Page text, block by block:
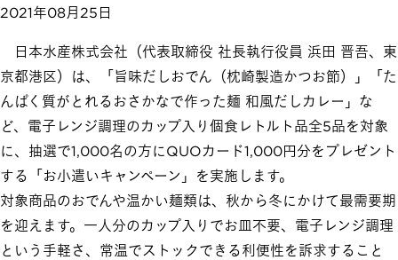
2021年08月25日
日本水産株式会社（代表取締役 社長執行役員 浜田 晋吾、東
京都港区）は、「旨味だしおでん（枕崎製造かつお節）」「た
んぱく質がとれるおさかなで作った麺 和風だしカレー」な
ど、電子レンジ調理のカップ入り個食レトルト品全5品を対象
に、抽選で1,000名の方にQUOカード1,000円分をプレゼント
する「お小遣いキャンペーン」を実施します。
対象商品のおでんや温かい麺類は、秋から冬にかけて最需要期
を迎えます。一人分のカップ入りでお皿不要、電子レンジ調理
という手軽さ、常温でストックできる利便性を訴求すること